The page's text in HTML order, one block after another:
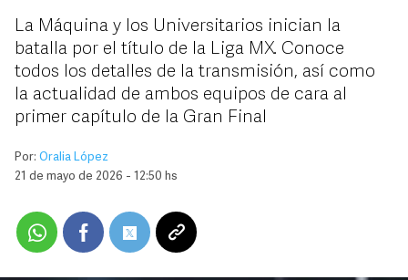
La Máquina y los Universitarios inician la
batalla por el título de la Liga MX. Conoce
todos los detalles de la transmisión, así como
la actualidad de ambos equipos de cara al
primer capítulo de la Gran Final
Por: Oralia López
21 de mayo de 2026 - 12:50 hs